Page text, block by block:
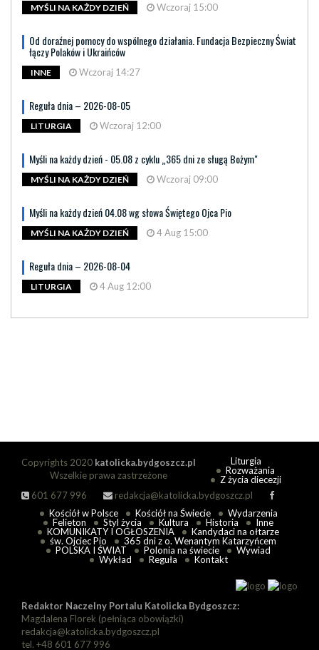
MYŚLI NA KAŻDY DZIEŃ Wczoraj 15:00
Od doraźnej pomocy do wspólnego działania. Fundacja Bezpieczny Świat
łączy Polaków i Ukraińców
INNE Wczoraj 14:27
Reguła dnia – 2026-08-05
LITURGIA Wczoraj 12:00
Myśli na każdy dzień - 05.08 z cyklu „365 dni ze sługą Bożym"
MYŚLI NA KAŻDY DZIEŃ Wczoraj 09:00
Myśli na każdy dzień 04.08 wg słowa Świętego Ojca Pio
MYŚLI NA KAŻDY DZIEŃ 4 Aug 15:00
Reguła dnia – 2026-08-04
LITURGIA 4 Aug 12:00
Copyrights 2020 katolicka.bydgoszcz.pl
Wszelkie prawa zastrzeżone
601 677 996
redakcja@katolicka.bydgoszcz.pl
Liturgia
Rozważania
Z życia diecezji
Kościół w Polsce Kościół na Świecie
Wydarzenia
Felieton
Styl życia Kultura Historia
Inne
KOMUNIKATY I OGŁOSZENIA
Kandydaci na ołtarze
św. Ojciec Pio
365 dni z o. Wenantym Katarzyńcem
POLSKA I ŚWIAT
Polonia na świecie
Wywiad
Wykład
Reguła Kontakt
Redaktor Naczelny Portalu Katolicka Bydgoszcz:
Magdalena Florek (pełniąca obowiązki)
redakcja@katolicka.bydgoszcz.pl
tel. +48 601 677 996